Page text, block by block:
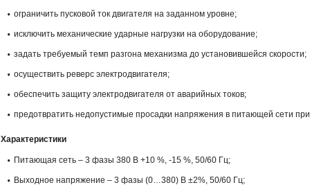
ограничить пусковой ток двигателя на заданном уровне;
исключить механические ударные нагрузки на оборудование;
задать требуемый темп разгона механизма до установившейся скорости;
осуществить реверс электродвигателя;
обеспечить защиту электродвигателя от аварийных токов;
предотвратить недопустимые просадки напряжения в питающей сети при
Характеристики
Питающая сеть – 3 фазы 380 В +10 %, -15 %, 50/60 Гц;
Выходное напряжение – 3 фазы (0…380) В ±2%, 50/60 Гц;